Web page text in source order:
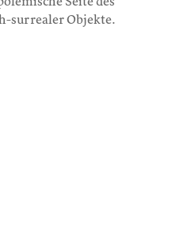
surrealer Objekte.